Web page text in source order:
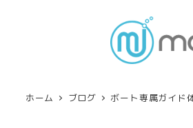
ホーム ブログ ボート専属ガイド